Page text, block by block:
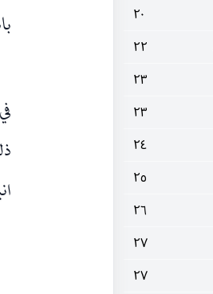
٢٠
٢٢
٢٣
٢٣
٢٤
٢٥
٢٦
٢٧
٢٧